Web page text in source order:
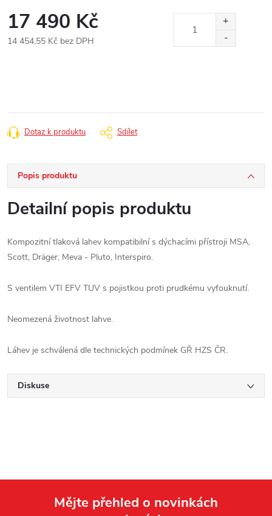
17 490 Kč
14 454,55 Kč bez DPH
Dotaz k produktu Sdílet
Popis produktu
Detailní popis produktu
Kompozitní tlaková lahev kompatibilní s dýchacími přístroji MSA,
Scott, Dräger, Meva - Pluto, Interspiro.
S ventilem VTI EFV TUV s pojistkou proti prudkému vyfouknutí.
Neomezená životnost lahve.
Láhev je schválená dle technických podmínek GŘ HZS ČR.
Diskuse
Mějte přehled o novinkách